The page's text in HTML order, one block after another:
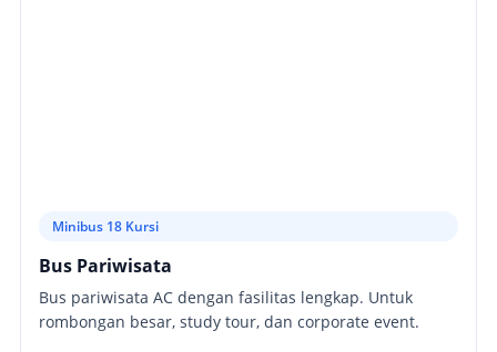
Minibus 18 Kursi
Bus Pariwisata
Bus pariwisata AC dengan fasilitas lengkap. Untuk
rombongan besar, study tour, dan corporate event.